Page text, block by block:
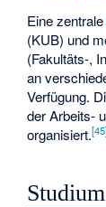
Eine zentrale
(KUB) und
(Fakultäts-,
an
Verfügung.
der Arbeits-
organisiert.[45
Studium